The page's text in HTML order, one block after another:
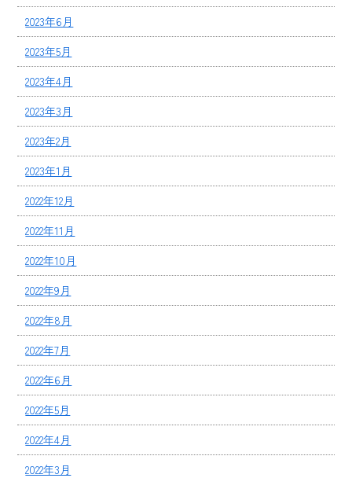
2023年6月
2023年5月
2023年4月
2023年3月
2023年2月
2023年1月
2022年12月
2022年11月
2022年10月
2022年9月
2022年8月
2022年7月
2022年6月
2022年5月
2022年4月
2022年3月